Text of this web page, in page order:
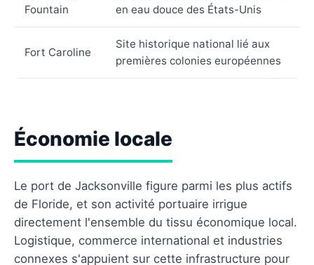
Fountain
en eau douce des États-Unis
Fort Caroline
Site historique national lié aux
premières colonies européennes
Économie locale
Le port de Jacksonville figure parmi les plus actifs
de Floride, et son activité portuaire irrigue
directement l'ensemble du tissu économique local.
Logistique, commerce international et industries
connexes s'appuient sur cette infrastructure pour